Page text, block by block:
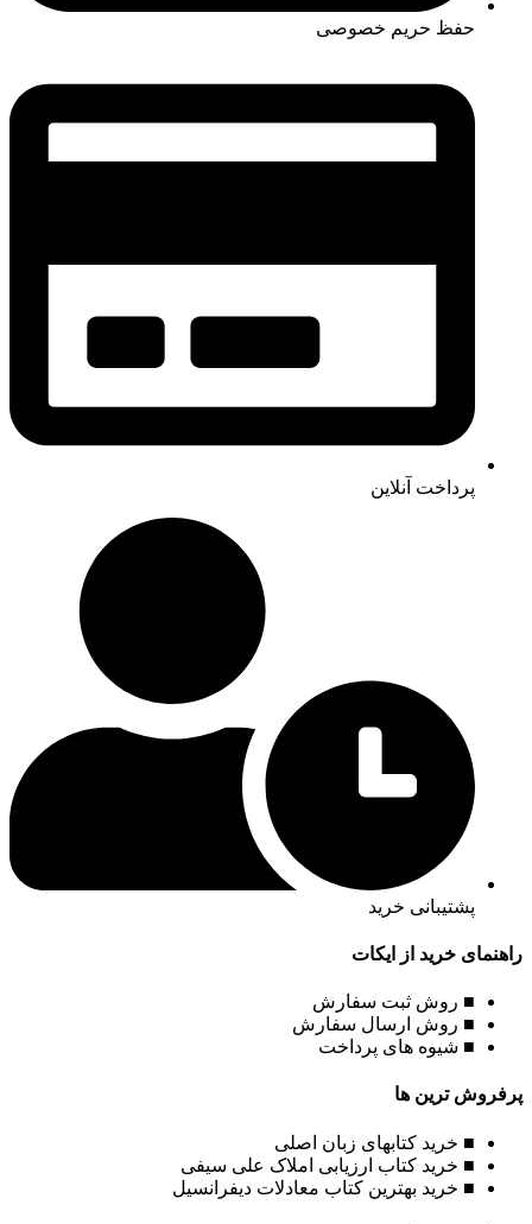
حفظ حریم خصوصی
پرداخت آنلاین
پشتیبانی خرید
راهنمای خرید از ایکات
■ روش ثبت سفارش
■ روش ارسال سفارش
■ شیوه های پرداخت
پرفروش ترین ها
■ خرید کتابهای زبان اصلی
■ خرید کتاب ارزیابی املاک علی سیفی
■ خرید بهترین کتاب معادلات دیفرانسیل